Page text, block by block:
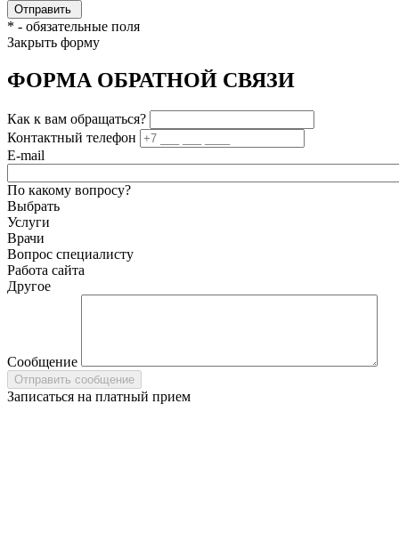
* - обязательные поля
Закрыть форму
ФОРМА ОБРАТНОЙ СВЯЗИ
Как к вам обращаться?
Контактный телефон
E-mail
По какому вопросу?
Выбрать
Услуги
Врачи
Вопрос специалисту
Работа сайта
Другое
Сообщение
Записаться на платный прием